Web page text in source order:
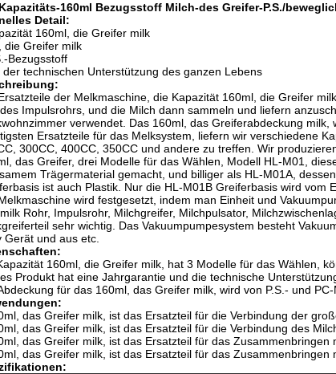
160ml Bezugsstoff Milch-des Greifer-P.S./
Detail:
160ml, die Greifer milk
die Greifer milk
Bezugsstoff
der technischen Unterstützung des ganzen Lebens
der Melkmaschine, die Kapazität 160ml, die Greifer
Impulsrohrs, und die Milch dann sammeln und liefern
verwendet. Das 160ml, das Greiferabdeckung
Ersatzteile für das Melksystem, liefern wir verschiedene
300CC, 400CC, 350CC und andere zu treffen. Wir
das Greifer, drei Modelle für das Wählen, Modell HL-M01,
Trägermaterial gemacht, und billiger als HL-M01A,
ist auch Plastik. Nur die HL-M01B Greiferbasis wird vom
wird festgesetzt, indem man Einheit und
Rohr, Impulsrohr, Milchgreifer, Milchpulsator,
sehr wichtig. Das Vakuumpumpesystem besteht
Gerät und aus etc.
160ml, die Greifer milk, hat 3 Modelle für das Wählen,
Produkt hat eine Jahrgarantie und die technische
für das 160ml, das Greifer milk, wird von P.S.- und
das Greifer milk, ist das Ersatzteil für die Verbindung der
das Greifer milk, ist das Ersatzteil für die Verbindung des
das Greifer milk, ist das Ersatzteil für das Zusammenbringen
das Greifer milk, ist das Ersatzteil für das Zusammenbringen